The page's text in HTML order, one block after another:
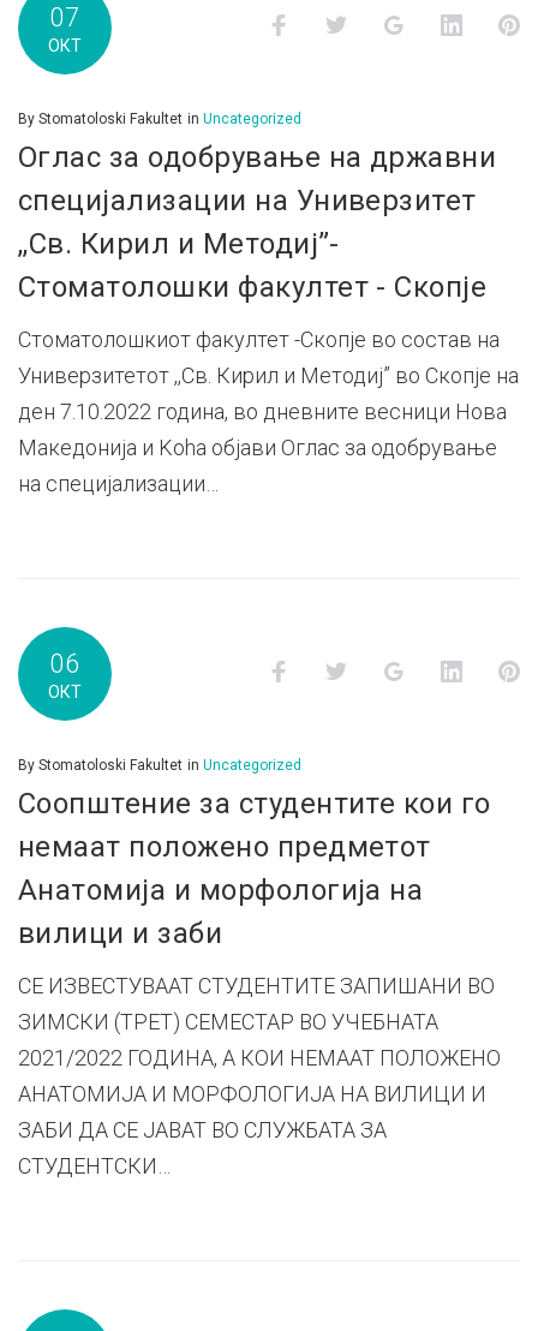
07
ОКТ
FacebookTwitter Google+
By Stomatoloski Fakultet in Uncategorized
Оглас за одобрување на државни
специјализации на Универзитет
,,Св. Кирил и Методиј”-
Стоматолошки факултет - Скопје
Стоматолошкиот факултет -Скопје во состав на
Универзитетот ,,Св. Кирил и Методиј” во Скопје на
ден 7.10.2022 година, во дневните весници Нова
Македонија и Koha објави Оглас за одобрување
на специјализации…
06
ОКТ
FacebookTwitter Google+
By Stomatoloski Fakultet in Uncategorized
Соопштение за студентите кои го
немаат положено предметот
Анатомија и морфологија на
вилици и заби
СЕ ИЗВЕСТУВААТ СТУДЕНТИТЕ ЗАПИШАНИ ВО
ЗИМСКИ (ТРЕТ) СЕМЕСТАР ВО УЧЕБНАТА
2021/2022 ГОДИНА, А КОИ НЕМААТ ПОЛОЖЕНО
АНАТОМИЈА И МОРФОЛОГИЈА НА ВИЛИЦИ И
ЗАБИ ДА СЕ ЈАВАТ ВО СЛУЖБАТА ЗА
СТУДЕНТСКИ…